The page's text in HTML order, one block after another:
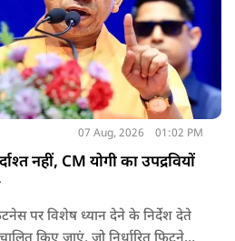
07 Aug, 2026 01:02 PM
नहीं, CM योगी का उपद्रवियों
पर विशेष ध्यान देने के निर्देश देते